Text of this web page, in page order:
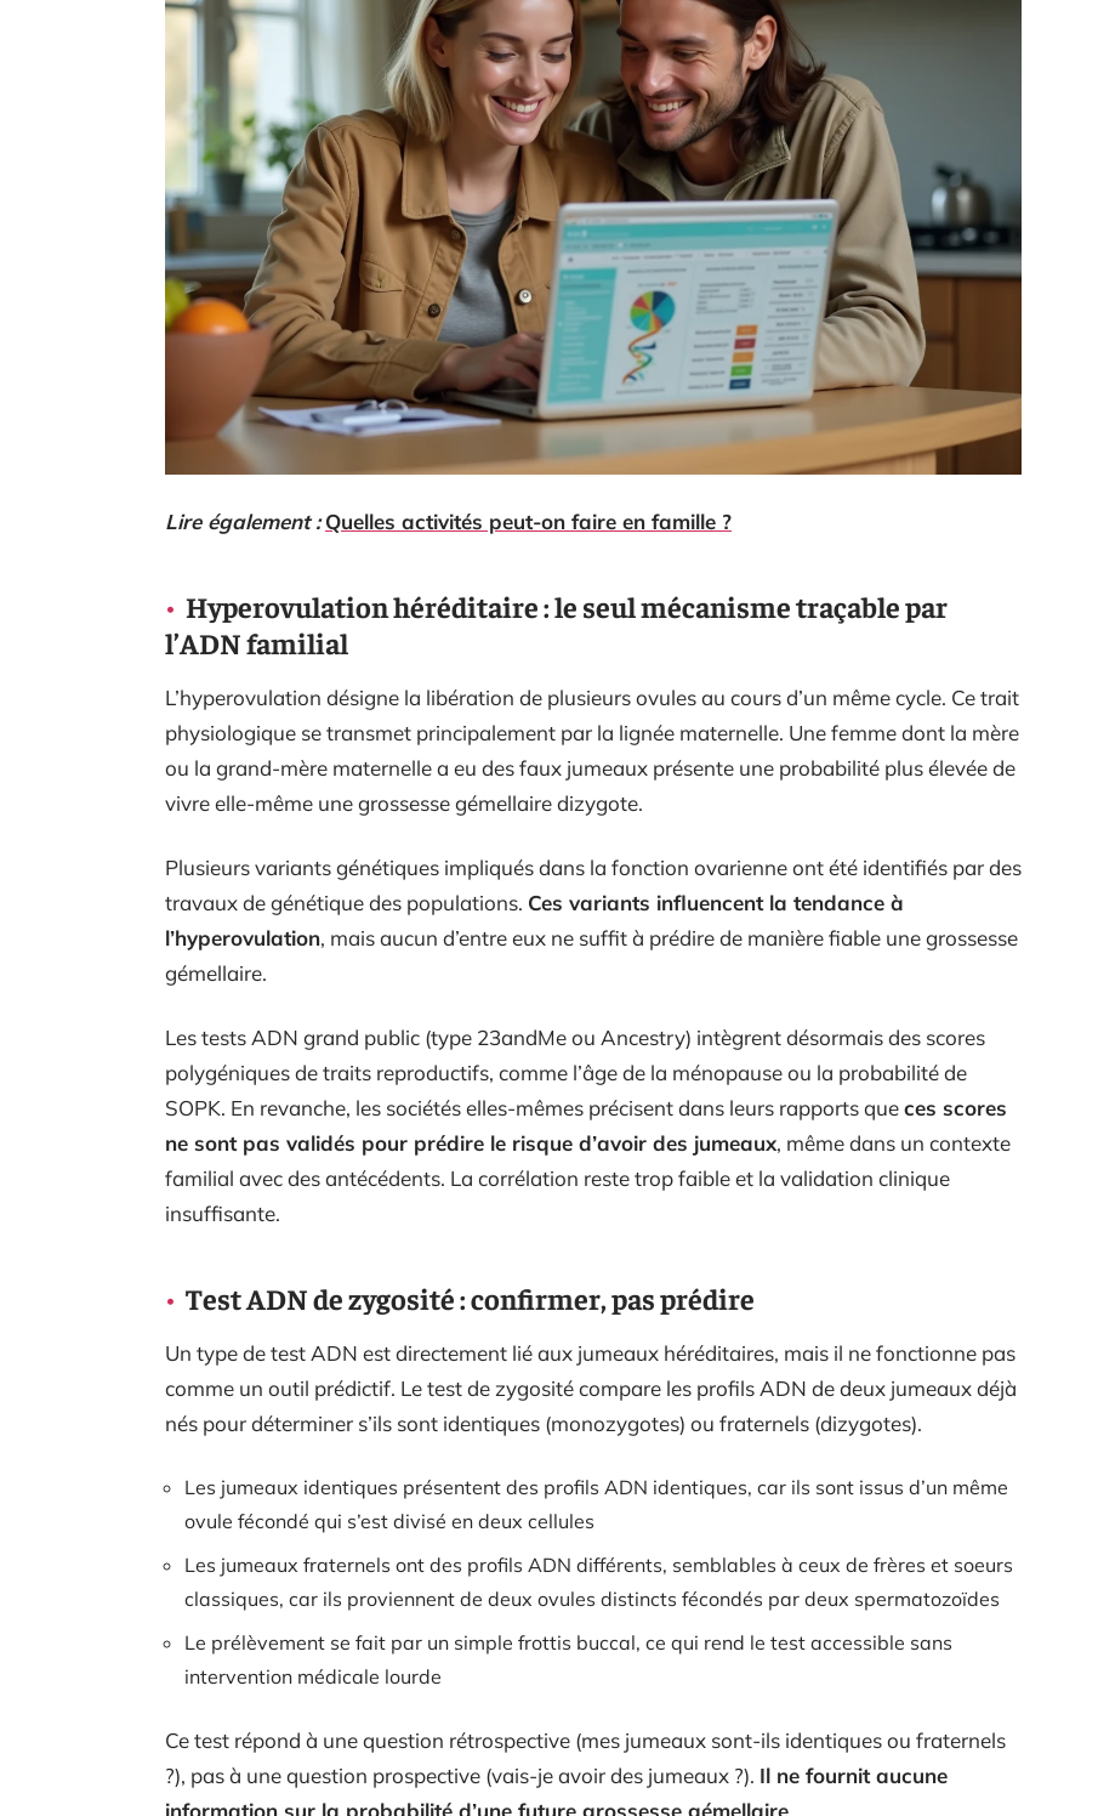
Lire également : Quelles activités peut-on faire en famille ?
Hyperovulation héréditaire : le seul mécanisme traçable par
l’ADN familial
L’hyperovulation désigne la libération de plusieurs ovules au cours d’un même cycle. Ce trait
physiologique se transmet principalement par la lignée maternelle. Une femme dont la mère
ou la grand-mère maternelle a eu des faux jumeaux présente une probabilité plus élevée de
vivre elle-même une grossesse gémellaire dizygote.
Plusieurs variants génétiques impliqués dans la fonction ovarienne ont été identifiés par des
travaux de génétique des populations. Ces variants influencent la tendance à
l’hyperovulation, mais aucun d’entre eux ne suffit à prédire de manière fiable une grossesse
gémellaire.
Les tests ADN grand public (type 23andMe ou Ancestry) intègrent désormais des scores
polygéniques de traits reproductifs, comme l’âge de la ménopause ou la probabilité de
SOPK. En revanche, les sociétés elles-mêmes précisent dans leurs rapports queces scores
ne sont pas validés pour prédire le risque d’avoir des jumeaux, même dans un contexte
familial avec des antécédents. La corrélation reste trop faible et la validation clinique
insuffisante.
Test ADN de zygosité : confirmer, pas prédire
Un type de test ADN est directement lié aux jumeaux héréditaires, mais il ne fonctionne pas
comme un outil prédictif. Le test de zygosité compare les profils ADN de deux jumeaux déjà
nés pour déterminer s’ils sont identiques (monozygotes) ou fraternels (dizygotes).
Les jumeaux identiques présentent des profils ADN identiques, car ils sont issus d’un même
ovule fécondé qui s’est divisé en deux cellules
Les jumeaux fraternels ont des profils ADN différents, semblables à ceux de frères et soeurs
classiques, car ils proviennent de deux ovules distincts fécondés par deux spermatozoïdes
Le prélèvement se fait par un simple frottis buccal, ce qui rend le test accessible sans
intervention médicale lourde
Ce test répond à une question rétrospective (mes jumeaux sont-ils identiques ou fraternels
?), pas à une question prospective (vais-je avoir des jumeaux ?). Il ne fournit aucune
information sur la probabilité d’une future grossesse gémellaire